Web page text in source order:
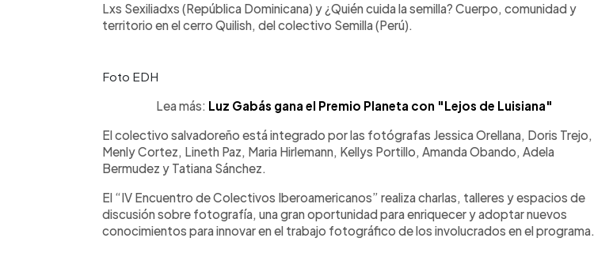
Lxs Sexiliadxs (República Dominicana) y ¿Quién cuida la semilla? Cuerpo, comunidad y
territorio en el cerro Quilish, del colectivo Semilla (Perú).
Foto EDH
Lea más: Luz Gabás gana el Premio Planeta con "Lejos de Luisiana"
El colectivo salvadoreño está integrado por las fotógrafas Jessica Orellana, Doris Trejo,
Menly Cortez, Lineth Paz, Maria Hirlemann, Kellys Portillo, Amanda Obando, Adela
Bermudez y Tatiana Sánchez.
El “IV Encuentro de Colectivos Iberoamericanos” realiza charlas, talleres y espacios de
discusión sobre fotografía, una gran oportunidad para enriquecer y adoptar nuevos
conocimientos para innovar en el trabajo fotográfico de los involucrados en el programa.